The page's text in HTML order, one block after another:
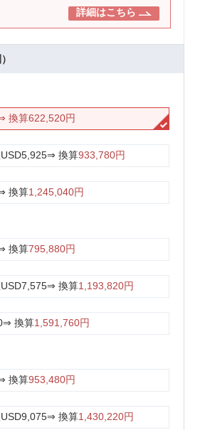
詳細はこちら
換算622,520円
USD5,925⇒ 換算933,780円
換算1,245,040円
換算795,880円
USD7,575⇒ 換算1,193,820円
⇒ 換算1,591,760円
換算953,480円
USD9,075⇒ 換算1,430,220円